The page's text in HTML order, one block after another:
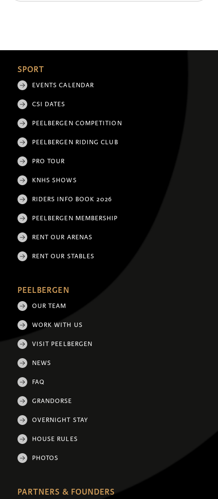
SPORT
EVENTS CALENDAR
CSI DATES
PEELBERGEN COMPETITION
PEELBERGEN RIDING CLUB
PRO TOUR
KNHS SHOWS
RIDERS INFO BOOK 2026
PEELBERGEN MEMBERSHIP
RENT OUR ARENAS
RENT OUR STABLES
PEELBERGEN
OUR TEAM
WORK WITH US
VISIT PEELBERGEN
NEWS
FAQ
GRANDORSE
OVERNIGHT STAY
HOUSE RULES
PHOTOS
PARTNERS & FOUNDERS